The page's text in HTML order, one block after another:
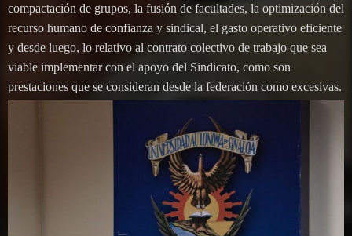
compactación de grupos, la fusión de facultades, la optimización del
recurso humano de confianza y sindical, el gasto operativo eficiente
y desde luego, lo relativo al contrato colectivo de trabajo que sea
viable implementar con el apoyo del Sindicato, como son
prestaciones que se consideran desde la federación como excesivas.